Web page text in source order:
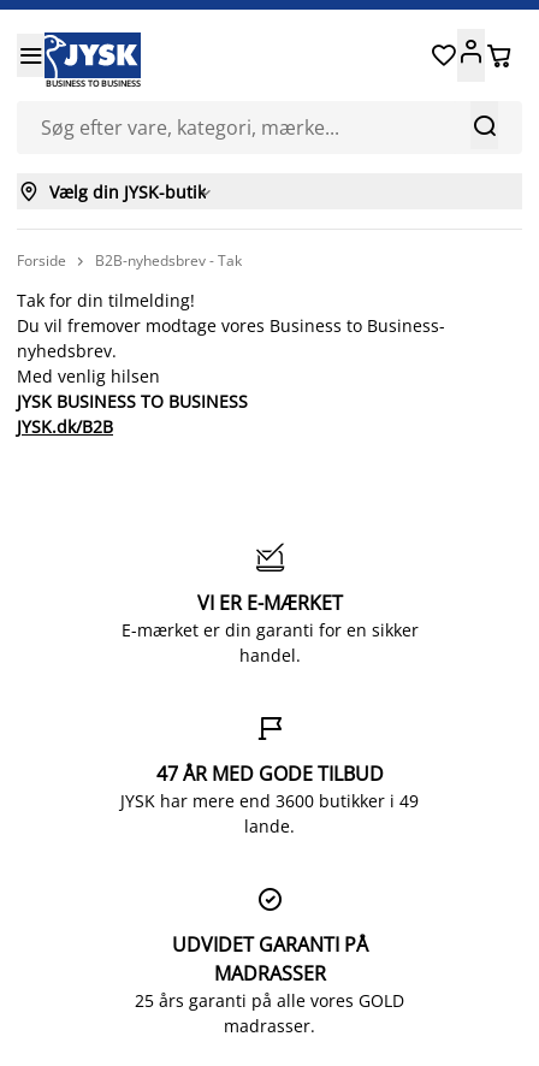
BUSINESS TO BUSINESS


 
 Vælg din JYSK-butik
Forside  B2B-nyhedsbrev - Tak
Tak for din tilmelding!
Du vil fremover modtage vores Business to Business-
nyhedsbrev.
Med venlig hilsen
JYSK BUSINESS TO BUSINESS
JYSK.dk/B2B

VI ER E-MÆRKET
E-mærket er din garanti for en sikker
handel.

47 ÅR MED GODE TILBUD
JYSK har mere end 3600 butikker i 49
lande.

UDVIDET GARANTI PÅ
MADRASSER
25 års garanti på alle vores GOLD
madrasser.